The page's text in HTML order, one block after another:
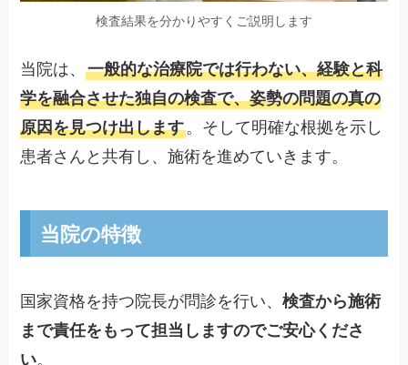
検査結果を分かりやすくご説明します
当院は、一般的な治療院では行わない、経験と科
学を融合させた独自の検査で、姿勢の問題の真の
原因を見つけ出します。そして明確な根拠を示し
患者さんと共有し、施術を進めていきます。
当院の特徴
国家資格を持つ院長が問診を行い、検査から施術
まで責任をもって担当しますのでご安心くださ
い。